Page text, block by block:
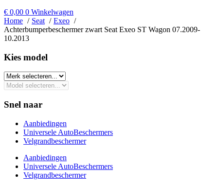
€ 0,00 0 Winkelwagen
Home
Seat
Exeo
Achterbumperbeschermer zwart Seat Exeo ST Wagon 07.2009-
10.2013
Kies model​
Snel naar
Aanbiedingen
Universele AutoBeschermers
Velgrandbeschermer
Aanbiedingen
Universele AutoBeschermers
Velgrandbeschermer